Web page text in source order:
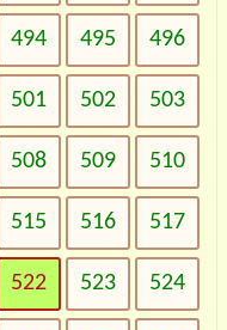
494 495 496
501 502 503
508 509 510
515 516 517
522 523 524